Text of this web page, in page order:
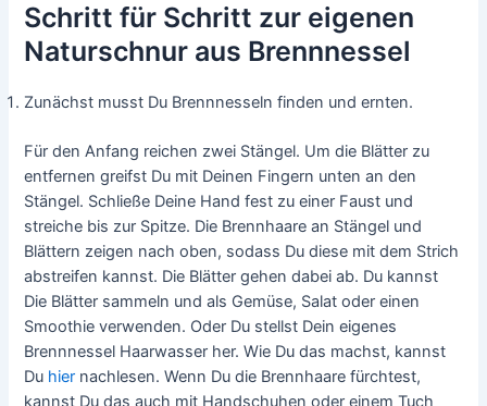
Schritt für Schritt zur eigenen
Naturschnur aus Brennnessel
Zunächst musst Du Brennnesseln finden und ernten.
Für den Anfang reichen zwei Stängel. Um die Blätter zu
entfernen greifst Du mit Deinen Fingern unten an den
Stängel. Schließe Deine Hand fest zu einer Faust und
streiche bis zur Spitze. Die Brennhaare an Stängel und
Blättern zeigen nach oben, sodass Du diese mit dem Strich
abstreifen kannst. Die Blätter gehen dabei ab. Du kannst
Die Blätter sammeln und als Gemüse, Salat oder einen
Smoothie verwenden. Oder Du stellst Dein eigenes
Brennnessel Haarwasser her. Wie Du das machst, kannst
Du hier nachlesen. Wenn Du die Brennhaare fürchtest,
kannst Du das auch mit Handschuhen oder einem Tuch